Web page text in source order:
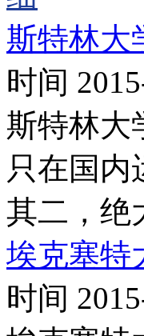
斯特林大
时间
斯特林大
只在国内
其二，绝
埃克塞特
时间